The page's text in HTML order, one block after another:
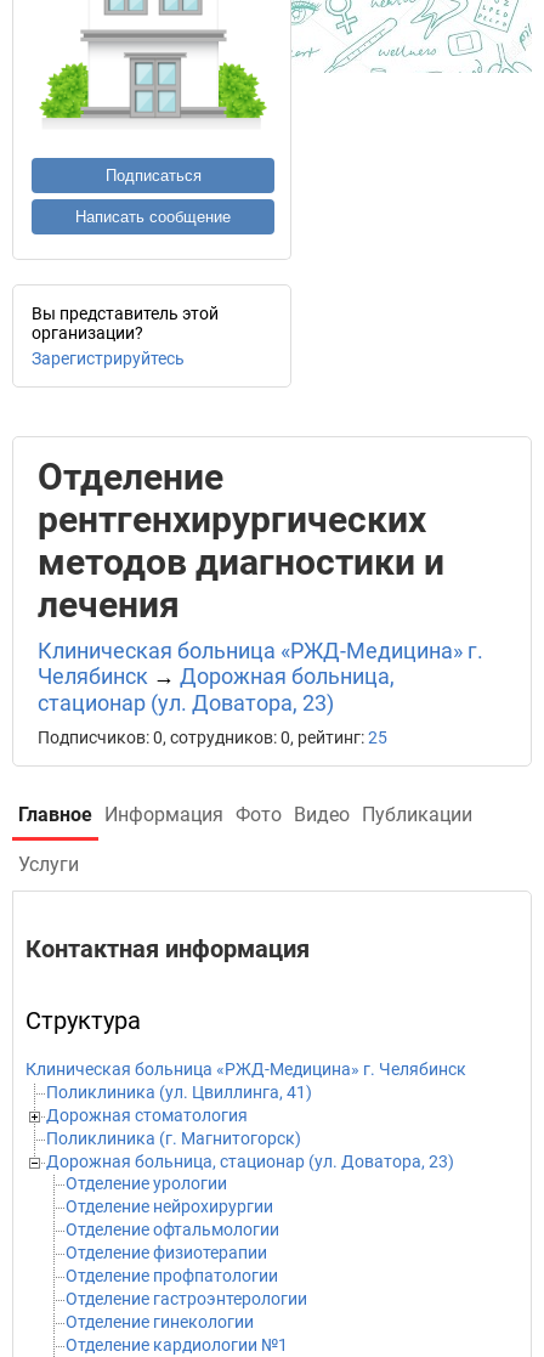
Подписаться
Написать сообщение
Вы представитель этой
организации?
Зарегистрируйтесь
Отделение
рентгенхирургических
методов диагностики и
лечения
Клиническая больница «РЖД-Медицина» г.
Челябинск → Дорожная больница,
стационар (ул. Доватора, 23)
Подписчиков: 0, сотрудников: 0, рейтинг:25
Главное Информация Фото Видео Публикации
Услуги
Контактная информация
Структура
Клиническая больница «РЖД-Медицина» г. Челябинск
Поликлиника (ул. Цвиллинга, 41)
Дорожная стоматология
Поликлиника (г. Магнитогорск)
Дорожная больница, стационар (ул. Доватора, 23)
Отделение урологии
Отделение нейрохирургии
Отделение офтальмологии
Отделение физиотерапии
Отделение профпатологии
Отделение гастроэнтерологии
Отделение гинекологии
Отделение кардиологии №1